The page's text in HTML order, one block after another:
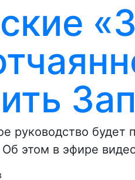
руководство будет
этом в эфире